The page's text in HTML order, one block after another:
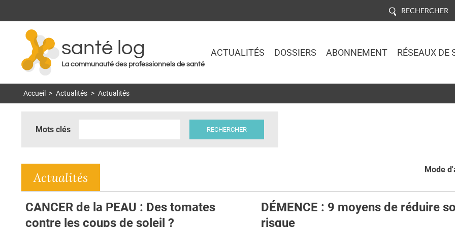
RECHERCHER
santé log
La communauté des professionnels de santé
ACTUALITÉS DOSSIERS ABONNEMENT RÉSEAUX DE
Accueil > Actualités > Actualités
Mots clés
Mode
Actualités
CANCER de la PEAU : Des tomates
contre les coups de soleil ?
DÉMENCE : 9 moyens de réduire
risque